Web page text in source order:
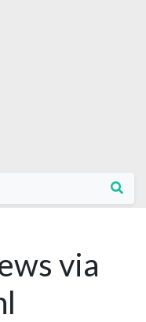
via